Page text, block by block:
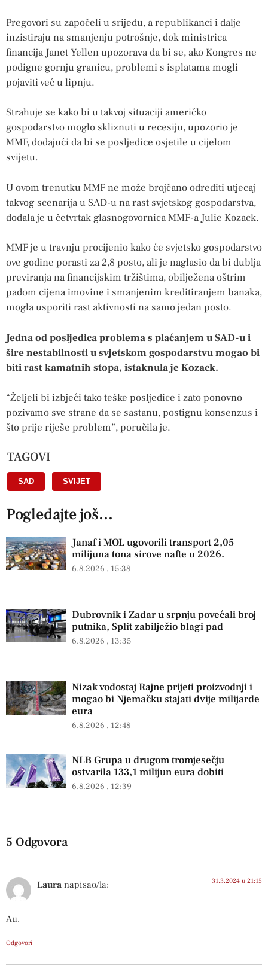
Pregovori su započeli u srijedu, a republikanci i dalje
inzistiraju na smanjenju potrošnje, dok ministrica
financija Janet Yellen upozorava da bi se, ako Kongres ne
podigne gornju granicu, problemi s isplatama mogli
pojaviti već u lipnju.
Strahuje se kako bi u takvoj situaciji američko
gospodarstvo moglo skliznuti u recesiju, upozorio je
MMF, dodajući da bi se posljedice osjetile u cijelom
svijetu.
U ovom trenutku MMF ne može brojčano odrediti utjecaj
takvog scenarija u SAD-u na rast svjetskog gospodarstva,
dodala je u četvrtak glasnogovornica MMF-a Julie Kozack.
MMF je u travnju procijenio kako će svjetsko gospodarstvo
ove godine porasti za 2,8 posto, ali je naglasio da bi dublja
previranja na financijskim tržištima, obilježena oštrim
padom cijena imovine i smanjenim kreditiranjem banaka,
mogla usporiti rast aktivnosti na samo jedan posto.
Jedna od posljedica problema s plaćanjem u SAD-u i
šire nestabilnosti u svjetskom gospodarstvu mogao bi
biti rast kamatnih stopa, istaknula je Kozack.
“Željeli bi izbjeći tako teške posljedice i zato ponovno
pozivamo sve strane da se sastanu, postignu konsenzus i
što prije riješe problem”, poručila je.
TAGOVI
SAD SVIJET
Pogledajte još...
Janaf i MOL ugovorili transport 2,05
milijuna tona sirove nafte u 2026.
6.8.2026 15:38
Dubrovnik i Zadar u srpnju povećali broj
putnika, Split zabilježio blagi pad
6.8.2026 13:35
Nizak vodostaj Rajne prijeti proizvodnji i
mogao bi Njemačku stajati dvije milijarde
eura
6.8.2026 12:48
NLB Grupa u drugom tromjesečju
ostvarila 133,1 milijun eura dobiti
6.8.2026 12:39
5 Odgovora
Laura napisao/la: 31.3.2024 u 21:15
Au.
Odgovori